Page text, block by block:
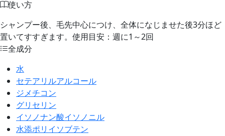
使い方
シャンプー後、毛先中心につけ、全体になじませた後3分ほど
置いてすすぎます。使用目安：週に1～2回
全成分
水
セテアリルアルコール
ジメチコン
グリセリン
イソノナン酸イソノニル
水添ポリイソブテン